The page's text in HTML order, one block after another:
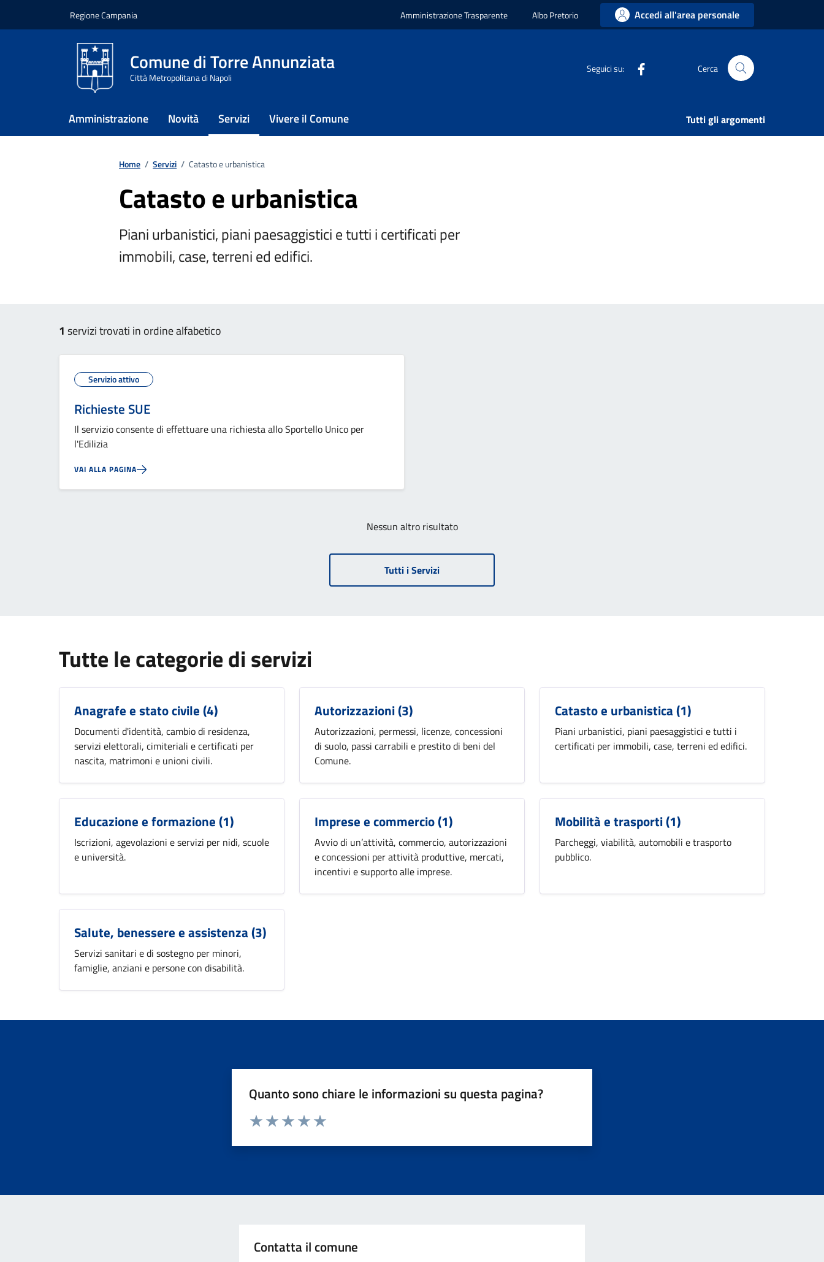
Regione Campania Amministrazione Trasparente Albo Pretorio Accedi all'area personale
Comune di Torre Annunziata
Città Metropolitana di Napoli
Seguici su: Cerca
Amministrazione Novità Servizi Vivere il Comune Tutti gli argomenti
Home / Servizi / Catasto e urbanistica
Catasto e urbanistica
Piani urbanistici, piani paesaggistici e tutti i certificati per
immobili, case, terreni ed edifici.
Esplora tutti i servizi
1 servizi trovati in ordine alfabetico
Servizio attivo
Richieste SUE
Il servizio consente di effettuare una richiesta allo Sportello Unico per
l'Edilizia
VAI ALLA PAGINA
Nessun altro risultato
Tutti i Servizi
Tutte le categorie di servizi
Anagrafe e stato civile(4)
Documenti d'identità, cambio di residenza,
servizi elettorali, cimiteriali e certificati per
nascita, matrimoni e unioni civili.
Autorizzazioni(3)
Autorizzazioni, permessi, licenze, concessioni
di suolo, passi carrabili e prestito di beni del
Comune.
Catasto e urbanistica(1)
Piani urbanistici, piani paesaggistici e tutti i
certificati per immobili, case, terreni ed edifici.
Educazione e formazione(1)
Iscrizioni, agevolazioni e servizi per nidi, scuole
e università.
Imprese e commercio(1)
Avvio di un’attività, commercio, autorizzazioni
e concessioni per attività produttive, mercati,
incentivi e supporto alle imprese.
Mobilità e trasporti(1)
Parcheggi, viabilità, automobili e trasporto
pubblico.
Salute, benessere e assistenza(3)
Servizi sanitari e di sostegno per minori,
famiglie, anziani e persone con disabilità.
Quanto sono chiare le informazioni su questa pagina?
Contatta il comune